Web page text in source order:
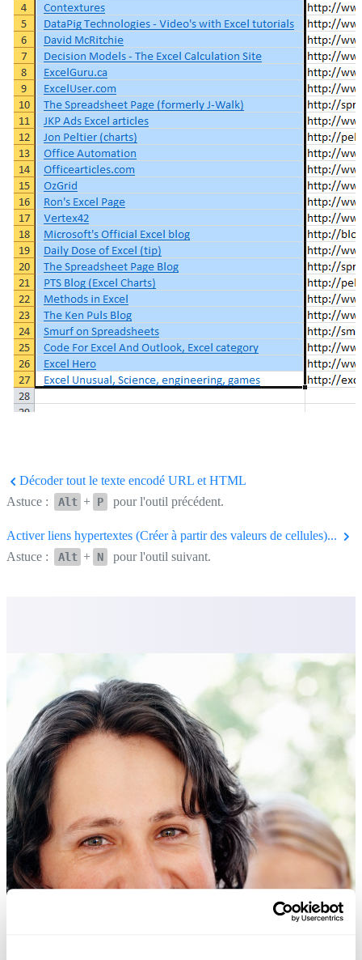
Décoder tout le texte encodé URL et HTML
Astuce :
Alt + P pour l'outil précédent.
Activer liens hypertextes (Créer à partir des valeurs de cellules)...
Astuce :
Alt + N pour l'outil suivant.